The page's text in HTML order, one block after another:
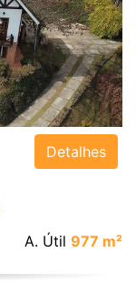
Detalhes
A. Útil 977 m²